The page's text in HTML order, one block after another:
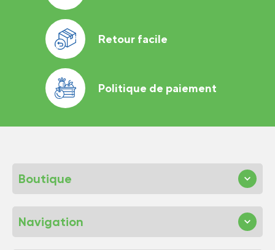
Retour facile
Politique de paiement
Boutique
Navigation